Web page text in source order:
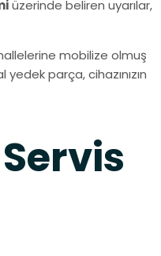
üzerinde beliren uyarılar,
mobilize olmuş
parça, cihazınızın